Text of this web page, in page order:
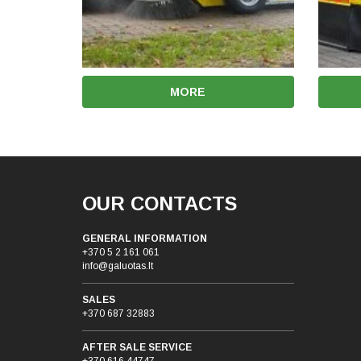
MORE
OUR CONTACTS
GENERAL INFORMATION
+370 5 2 161 061
info@galuotas.lt
SALES
+370 687 32883
AFTER SALE SERVICE